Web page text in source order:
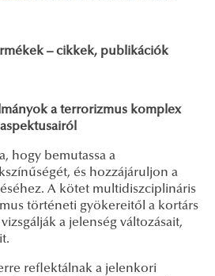
– cikkek, publikációk
a terrorizmus komplex
hogy bemutassa a
és hozzájáruljon a
A kötet multidiszciplináris
történeti gyökereitől a kortárs
a jelenség változásait,
reflektálnak a jelenkori